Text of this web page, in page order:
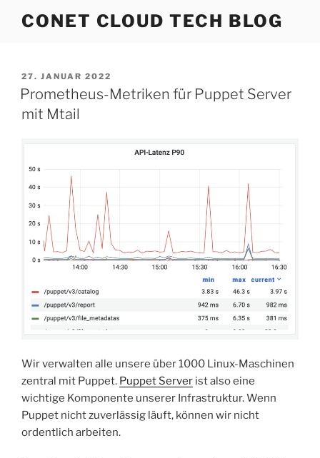
InhaltCONET CLOUD TECH BLOG
VERÖFFENTLICHT
AM
27. JANUAR 2022
Prometheus-Metriken für Puppet Server
mit Mtail
Wir verwalten alle unsere über 1000 Linux-Maschinen
zentral mit Puppet. Puppet Server ist also eine
wichtige Komponente unserer Infrastruktur. Wenn
Puppet nicht zuverlässig läuft, können wir nicht
ordentlich arbeiten.